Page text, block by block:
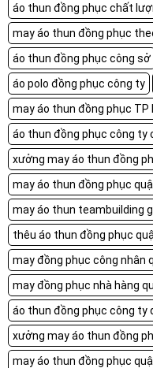
áo thun đồng phục chất
may áo thun đồng phục
áo thun đồng phục công sở
áo polo đồng phục công ty
may áo thun đồng phục TP
áo thun đồng phục công ty
xưởng may áo thun đồng
may áo thun đồng phục
may áo thun teambuilding
thêu áo thun đồng phục
may đồng phục công nhân
may đồng phục nhà hàng
áo thun đồng phục công ty
xưởng may áo thun đồng
may áo thun đồng phục